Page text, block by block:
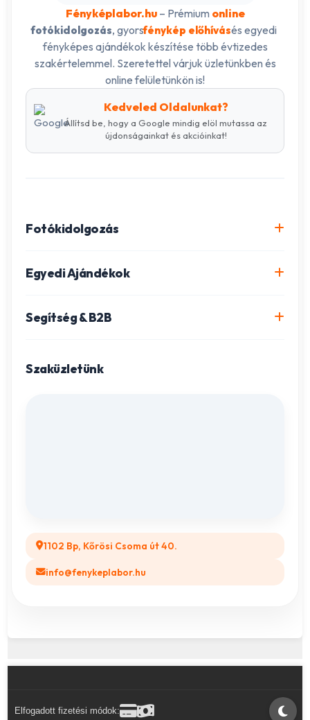
Fényképlabor.hu– Prémium online
fotókidolgozás, gyorsfénykép előhívásés egyedi
fényképes ajándékok készítése több évtizedes
szakértelemmel. Szeretettel várjuk üzletünkben és
online felületünkön is!
Kedveled Oldalunkat?
Állítsd be, hogy a Google mindig elöl mutassa az
újdonságainkat és akcióinkat!
Fotókidolgozás
Igazolványkép készítés
Egyedi Ajándékok
Gravírozott ajándékok
Segítség & B2B
Szaküzletünk
1102 Bp, Kőrösi Csoma út 40.
info@fenykeplabor.hu
Elfogadott fizetési módok: